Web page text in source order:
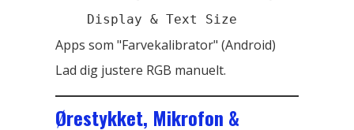
Display & Text Size
Apps som "Farvekalibrator" (Android)
Lad dig justere RGB manuelt.
Ørestykket, Mikrofon &